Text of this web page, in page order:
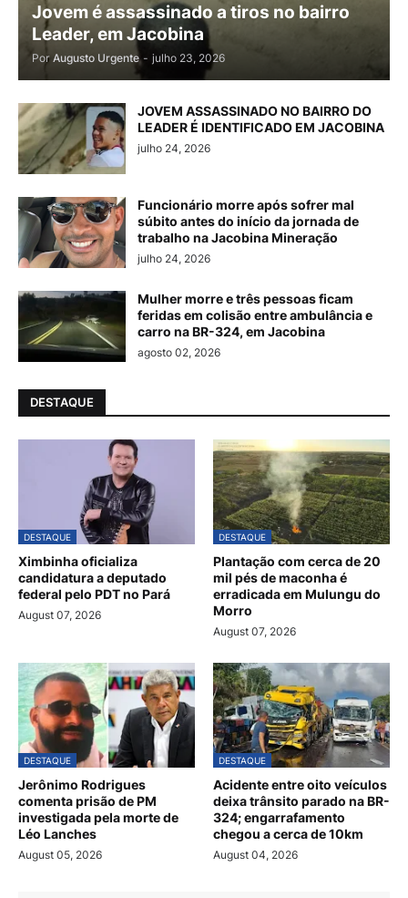
Jovem é assassinado a tiros no bairro
Leader, em Jacobina
Por Augusto Urgente - julho 23, 2026
JOVEM ASSASSINADO NO BAIRRO DO
LEADER É IDENTIFICADO EM JACOBINA
julho 24, 2026
Funcionário morre após sofrer mal
súbito antes do início da jornada de
trabalho na Jacobina Mineração
julho 24, 2026
Mulher morre e três pessoas ficam
feridas em colisão entre ambulância e
carro na BR-324, em Jacobina
agosto 02, 2026
DESTAQUE
DESTAQUE
Ximbinha oficializa
candidatura a deputado
federal pelo PDT no Pará
August 07, 2026
DESTAQUE
Plantação com cerca de 20
mil pés de maconha é
erradicada em Mulungu do
Morro
August 07, 2026
DESTAQUE
Jerônimo Rodrigues
comenta prisão de PM
investigada pela morte de
Léo Lanches
August 05, 2026
DESTAQUE
Acidente entre oito veículos
deixa trânsito parado na BR-
324; engarrafamento
chegou a cerca de 10km
August 04, 2026